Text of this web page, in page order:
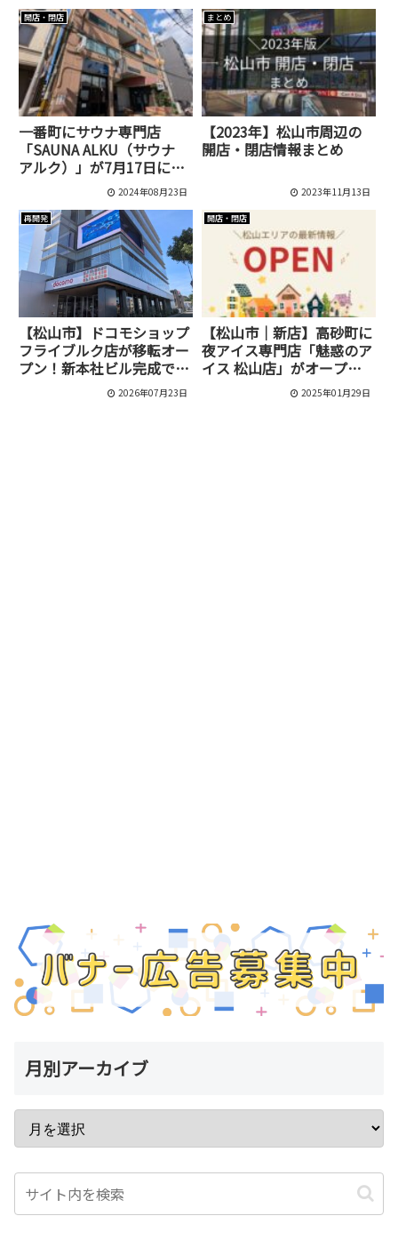
開店・閉店
一番町にサウナ専門店
「SAUNA ALKU（サウナ
アルク）」が7月17日にオ
ープンしました！2024年08月23日
まとめ
【2023年】松山市周辺の
開店・閉店情報まとめ
2023年11月13日
再開発
【松山市】ドコモショップ
フライブルク店が移転オー
プン！新本社ビル完成で元
の場所へ戻ってきました
2026年07月23日
開店・閉店
【松山市｜新店】高砂町に
夜アイス専門店「魅惑のア
イス 松山店」がオープ
2025年01月29日
月別アーカイブ